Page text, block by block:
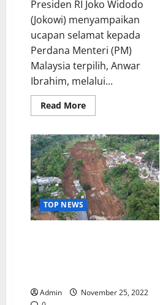
Presiden RI Joko Widodo
(Jokowi) menyampaikan
ucapan selamat kepada
Perdana Menteri (PM)
Malaysia terpilih, Anwar
Ibrahim, melalui...
Read MoreRead
more
Jokowi
Ucapkan
Selamat
atas
Terpilihnya
Anwar
Ibrahim
sebagai
PM
Malaysia
TOP NEWS
Admin
November 25, 2022